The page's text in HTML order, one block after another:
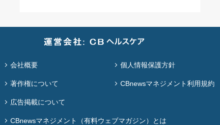
会社概要 個人情報保護方針
著作権について CBnewsマネジメント利用規約
広告掲載について
CBnewsマネジメント（有料ウェブマガジン）とは